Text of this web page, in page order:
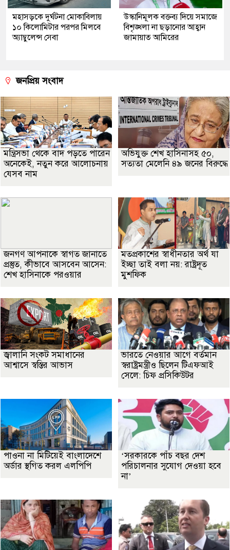
মহাসড়কে দুর্ঘটনা মোকাবিলায়
১০ কিলোমিটার পরপর মিলবে
অ্যাম্বুলেন্স সেবা
উস্কানিমূলক বক্তব্য দিয়ে সমাজে
বিশৃঙ্খলা না ছড়ানোর আহ্বান
জামায়াত আমিরের
জনপ্রিয় সংবাদ
মন্ত্রিসভা থেকে বাদ পড়তে পারেন
অনেকেই, নতুন করে আলোচনায়
যেসব নাম
অভিযুক্ত শেখ হাসিনাসহ ৫০,
সত্যতা মেলেনি ৪৯ জনের বিরুদ্ধে
জনগণ আপনাকে স্বাগত জানাতে
প্রস্তুত, কীভাবে আসবেন আসেন:
শেখ হাসিনাকে পরওয়ার
মতপ্রকাশের স্বাধীনতার অর্থ যা
ইচ্ছা তাই বলা নয়: রাষ্ট্রদূত
মুশফিক
জ্বালানি সংকট সমাধানের
আশ্বাসে স্বস্তির আভাস
ভারতে নেওয়ার আগে বর্তমান
স্বরাষ্ট্রমন্ত্রীও ছিলেন টিএফআই
সেলে: চিফ প্রসিকিউটর
পাওনা না মিটিয়েই বাংলাদেশে
অর্ডার স্থগিত করল এলপিপি
‘সরকারকে পাঁচ বছর দেশ
পরিচালনার সুযোগ দেওয়া হবে
না’